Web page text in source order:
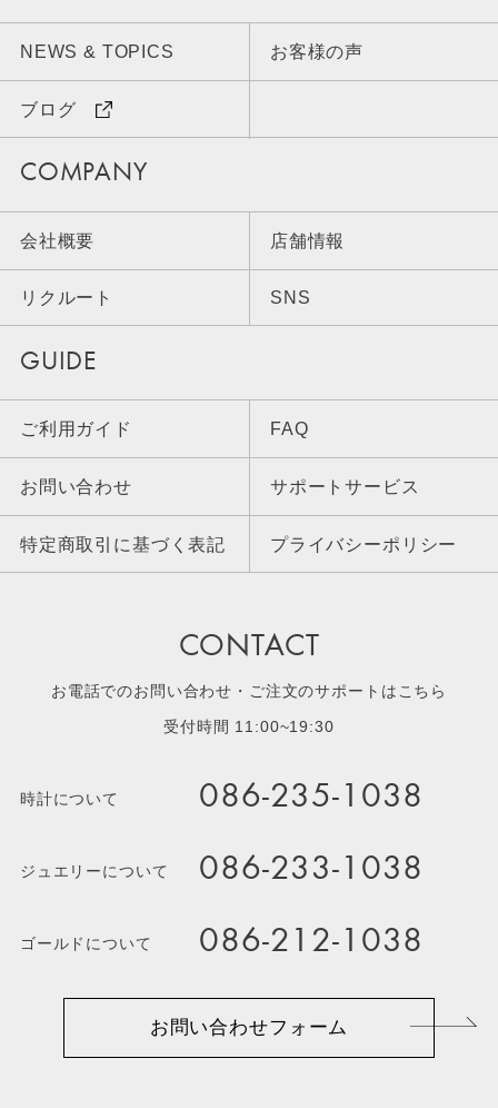
NEWS & TOPICS お客様の声
ブログ
COMPANY
会社概要 店舗情報
リクルート SNS
GUIDE
ご利用ガイド FAQ
お問い合わせ サポートサービス
特定商取引に基づく表記 プライバシーポリシー
CONTACT
お電話でのお問い合わせ・ご注文のサポートはこちら
受付時間 11:00~19:30
時計について 086-235-1038
ジュエリーについて 086-233-1038
ゴールドについて 086-212-1038
お問い合わせフォーム